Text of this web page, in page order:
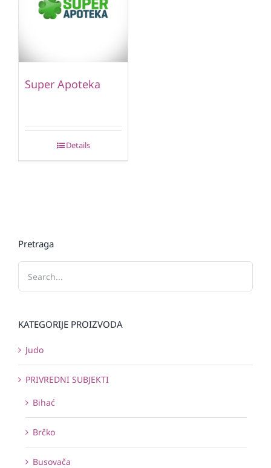
Super Apoteka
Details
Pretraga
KATEGORIJE PROIZVODA
Judo
PRIVREDNI SUBJEKTI
Bihać
Brčko
Busovača